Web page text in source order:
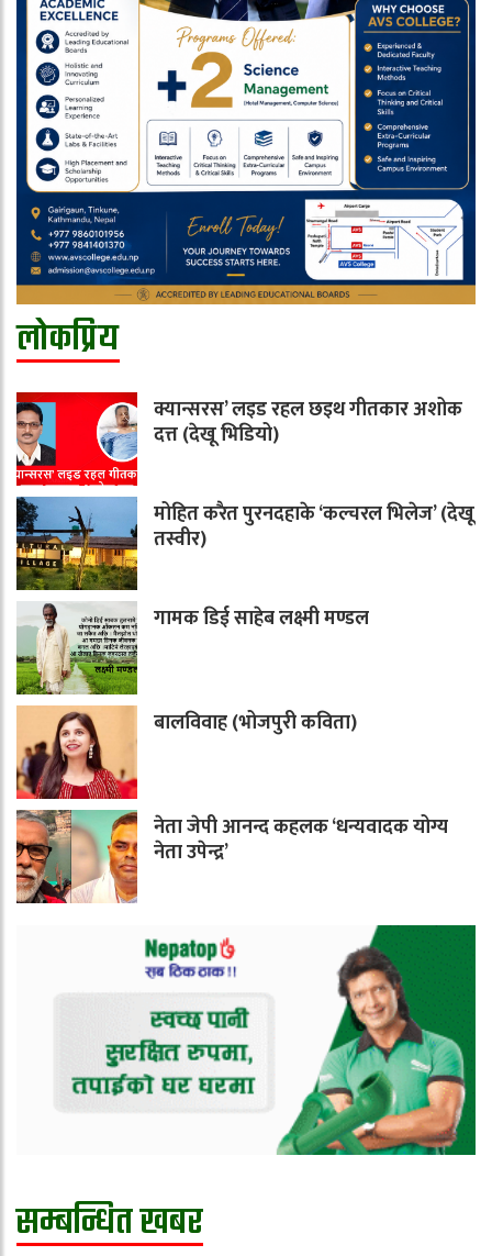
लोकप्रिय
क्यान्सरस’ लइड रहल छइथ गीतकार अशोक
दत्त (देखू भिडियो)
मोहित करैत पुरनदहाके ‘कल्चरल भिलेज’ (देखू
तस्वीर)
गामक डिई साहेब लक्ष्मी मण्डल
बालविवाह (भोजपुरी कविता)
नेता जेपी आनन्द कहलक ‘धन्यवादक योग्य
नेता उपेन्द्र’
सम्बन्धित खबर